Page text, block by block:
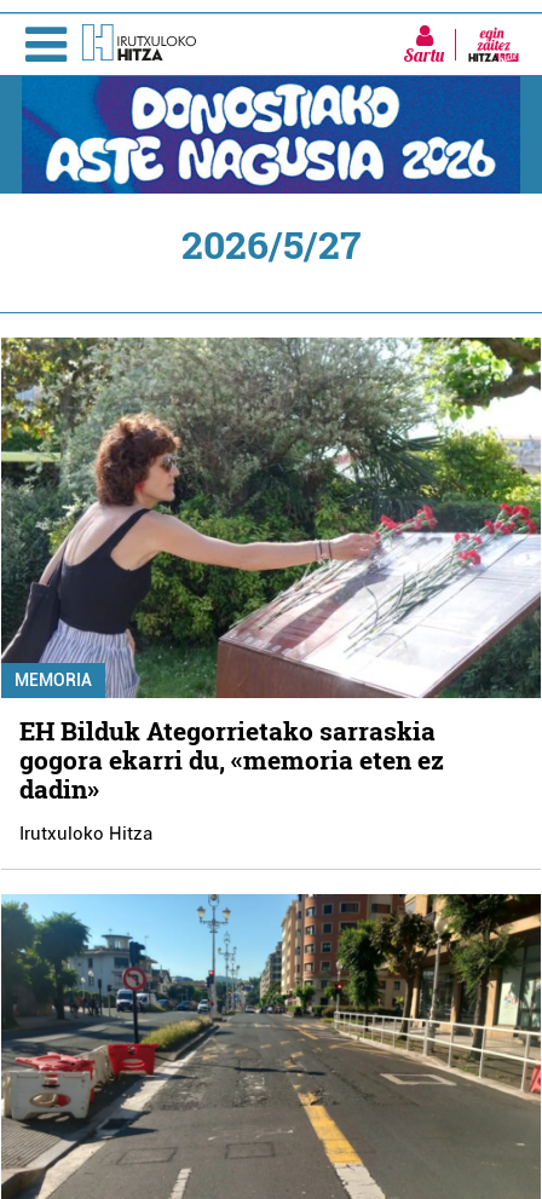
Sartu
2026/5/27
MEMORIA
EH Bilduk Ategorrietako sarraskia
gogora ekarri du, «memoria eten ez
dadin»
Irutxuloko Hitza